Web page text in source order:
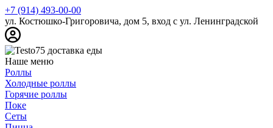
+7 (914) 493-00-00
ул. Костюшко-Григоровича, дом 5, вход с ул. Ленинградской
Наше меню
Роллы
Холодные роллы
Горячие роллы
Поке
Сеты